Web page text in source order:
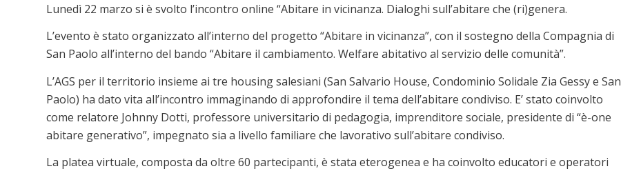
Lunedì 22 marzo si è svolto l’incontro online “Abitare in vicinanza. Dialoghi sull’abitare che (ri)genera.
L’evento è stato organizzato all’interno del progetto “Abitare in vicinanza”, con il sostegno della Compagnia di
San Paolo all’interno del bando “Abitare il cambiamento. Welfare abitativo al servizio delle comunità”.
L’AGS per il territorio insieme ai tre housing salesiani (San Salvario House, Condominio Solidale Zia Gessy e San
Paolo) ha dato vita all’incontro immaginando di approfondire il tema dell’abitare condiviso. E’ stato coinvolto
come relatore Johnny Dotti, professore universitario di pedagogia, imprenditore sociale, presidente di “è-one
abitare generativo”, impegnato sia a livello familiare che lavorativo sull’abitare condiviso.
La platea virtuale, composta da oltre 60 partecipanti, è stata eterogenea e ha coinvolto educatori e operatori